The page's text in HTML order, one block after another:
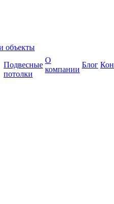
объекты
Подвесные
потолки
О
компании
Блог